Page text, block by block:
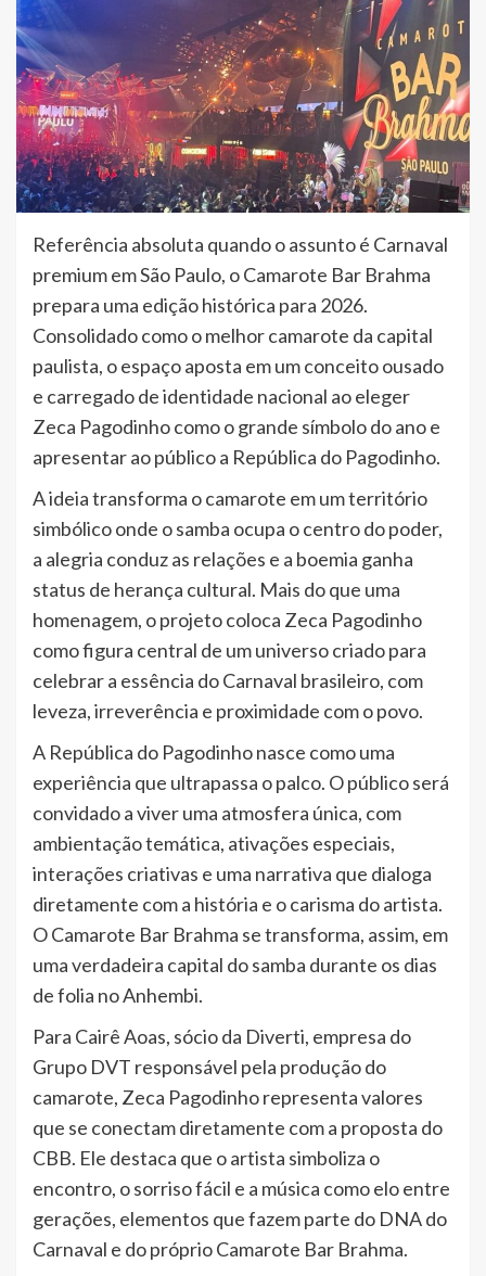
Referência absoluta quando o assunto é Carnaval
premium em São Paulo, o Camarote Bar Brahma
prepara uma edição histórica para 2026.
Consolidado como o melhor camarote da capital
paulista, o espaço aposta em um conceito ousado
e carregado de identidade nacional ao eleger
Zeca Pagodinho como o grande símbolo do ano e
apresentar ao público a República do Pagodinho.
A ideia transforma o camarote em um território
simbólico onde o samba ocupa o centro do poder,
a alegria conduz as relações e a boemia ganha
status de herança cultural. Mais do que uma
homenagem, o projeto coloca Zeca Pagodinho
como figura central de um universo criado para
celebrar a essência do Carnaval brasileiro, com
leveza, irreverência e proximidade com o povo.
A República do Pagodinho nasce como uma
experiência que ultrapassa o palco. O público será
convidado a viver uma atmosfera única, com
ambientação temática, ativações especiais,
interações criativas e uma narrativa que dialoga
diretamente com a história e o carisma do artista.
O Camarote Bar Brahma se transforma, assim, em
uma verdadeira capital do samba durante os dias
de folia no Anhembi.
Para Cairê Aoas, sócio da Diverti, empresa do
Grupo DVT responsável pela produção do
camarote, Zeca Pagodinho representa valores
que se conectam diretamente com a proposta do
CBB. Ele destaca que o artista simboliza o
encontro, o sorriso fácil e a música como elo entre
gerações, elementos que fazem parte do DNA do
Carnaval e do próprio Camarote Bar Brahma.